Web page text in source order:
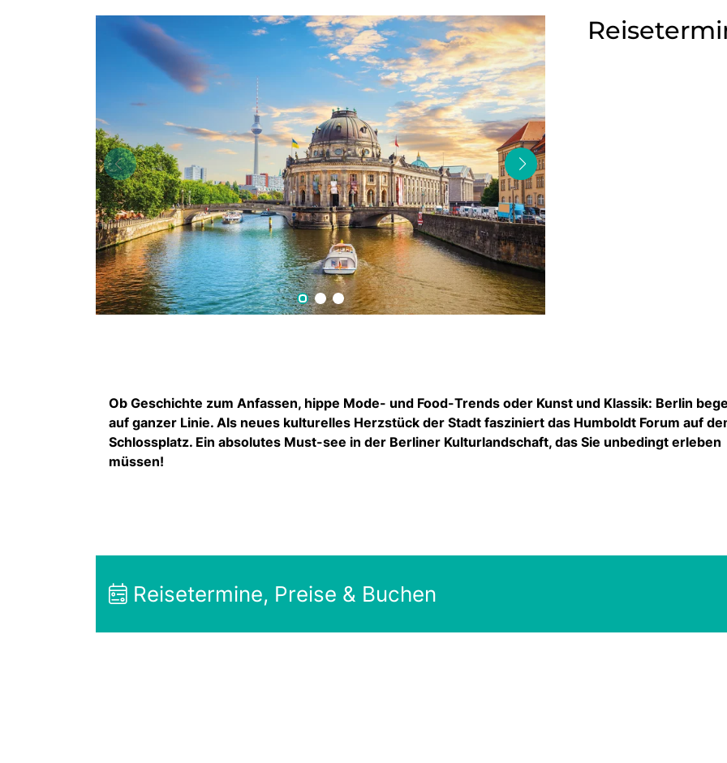
Ob Geschichte zum Anfassen, hippe Mode- und Food-Trends oder Kunst und Klassik: Berlin
auf ganzer Linie. Als neues kulturelles Herzstück der Stadt fasziniert das Humboldt Forum auf
Schlossplatz. Ein absolutes Must-see in der Berliner Kulturlandschaft, das Sie unbedingt erleben
müssen!
Reisetermine, Preise & Buchen